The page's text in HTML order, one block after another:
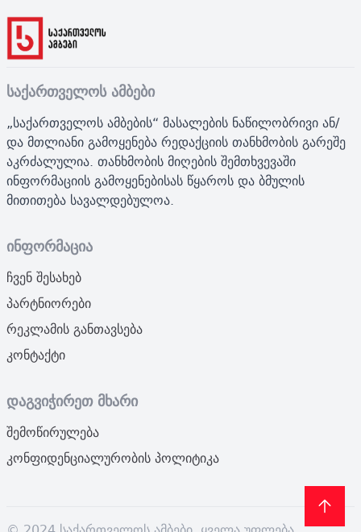
საქართველოს ამბები
„საქართველოს ამბების“ მასალების ნაწილობრივი ან/
და მთლიანი გამოყენება რედაქციის თანხმობის გარეშე
აკრძალულია. თანხმობის მიღების შემთხვევაში
ინფორმაციის გამოყენებისას წყაროს და ბმულის
მითითება სავალდებულოა.
ინფორმაცია
ჩვენ შესახებ
პარტნიორები
რეკლამის განთავსება
კონტაქტი
დაგვიჭირეთ მხარი
შემოწირულება
კონფიდენციალურობის პოლიტიკა